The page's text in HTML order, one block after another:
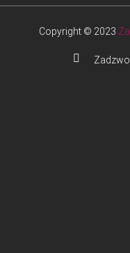
Copyright © 2023